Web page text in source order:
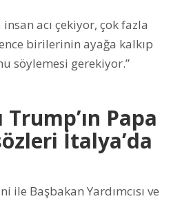
insan acı çekiyor, çok fazla
birilerinin ayağa kalkıp
söylemesi gerekiyor.”
Papa
İtalya’da
ile Başbakan Yardımcısı ve